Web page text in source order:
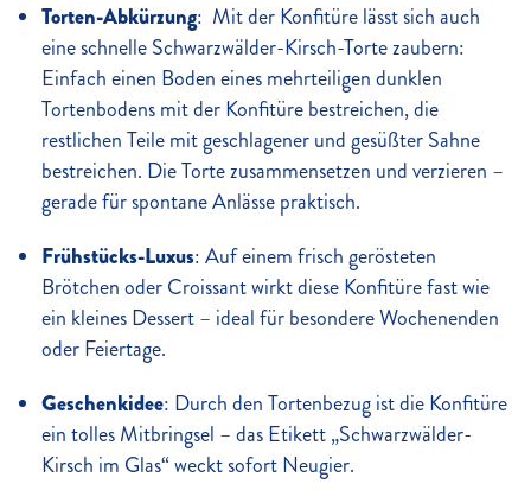
Torten-Abkürzung: Mit der Konfitüre lässt sich auch
eine schnelle Schwarzwälder-Kirsch-Torte zaubern:
Einfach einen Boden eines mehrteiligen dunklen
Tortenbodens mit der Konfitüre bestreichen, die
restlichen Teile mit geschlagener und gesüßter Sahne
bestreichen. Die Torte zusammensetzen und verzieren –
gerade für spontane Anlässe praktisch.
Frühstücks-Luxus: Auf einem frisch gerösteten
Brötchen oder Croissant wirkt diese Konfitüre fast wie
ein kleines Dessert – ideal für besondere Wochenenden
oder Feiertage.
Geschenkidee: Durch den Tortenbezug ist die Konfitüre
ein tolles Mitbringsel – das Etikett „Schwarzwälder-
Kirsch im Glas“ weckt sofort Neugier.